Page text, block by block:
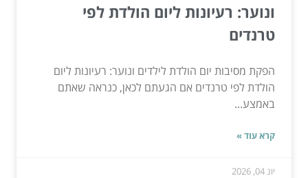
ונוער: רעיונות ליום הולדת לפי
טרנדים
הפקת מסיבות יום הולדת לילדים ונוער: רעיונות ליום
הולדת לפי טרנדים אם הגעתם לכאן, כנראה שאתם
באמצע...
קרא עוד »
יונ 04, 2026